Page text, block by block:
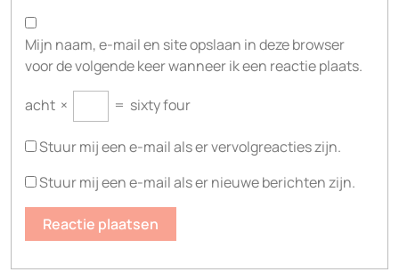
Mijn naam, e-mail en site opslaan in deze browser
voor de volgende keer wanneer ik een reactie plaats.
acht × = sixty four
Stuur mij een e-mail als er vervolgreacties zijn.
Stuur mij een e-mail als er nieuwe berichten zijn.